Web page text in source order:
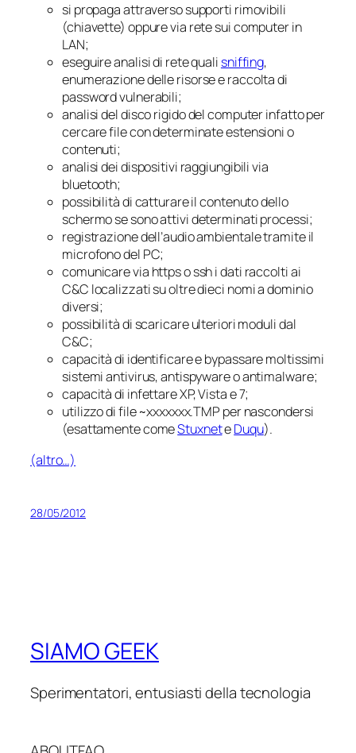
si propaga attraverso supporti rimovibili
(chiavette) oppure via rete sui computer in
LAN;
eseguire analisi di rete quali sniffing,
enumerazione delle risorse e raccolta di
password vulnerabili;
analisi del disco rigido del computer infatto per
cercare file con determinate estensioni o
contenuti;
analisi dei dispositivi raggiungibili via
bluetooth;
possibilità di catturare il contenuto dello
schermo se sono attivi determinati processi;
registrazione dell’audio ambientale tramite il
microfono del PC;
comunicare via https o ssh i dati raccolti ai
C&C localizzati su oltre dieci nomi a dominio
diversi;
possibilità di scaricare ulteriori moduli dal
C&C;
capacità di identificare e bypassare moltissimi
sistemi antivirus, antispyware o antimalware;
capacità di infettare XP, Vista e 7;
utilizzo di file ~xxxxxxx.TMP per nascondersi
(esattamente comeStuxneteDuqu).
(altro…)
28/05/2012
SIAMO GEEK
Sperimentatori, entusiasti della tecnologia